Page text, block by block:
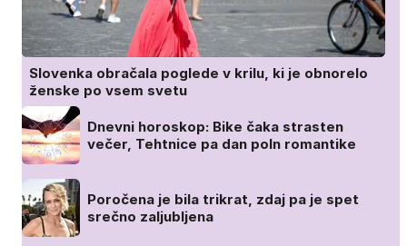
Slovenka obračala poglede v krilu, ki je obnorelo
ženske po vsem svetu
Dnevni horoskop: Bike čaka strasten
večer, Tehtnice pa dan poln romantike
Poročena je bila trikrat, zdaj pa je spet
srečno zaljubljena